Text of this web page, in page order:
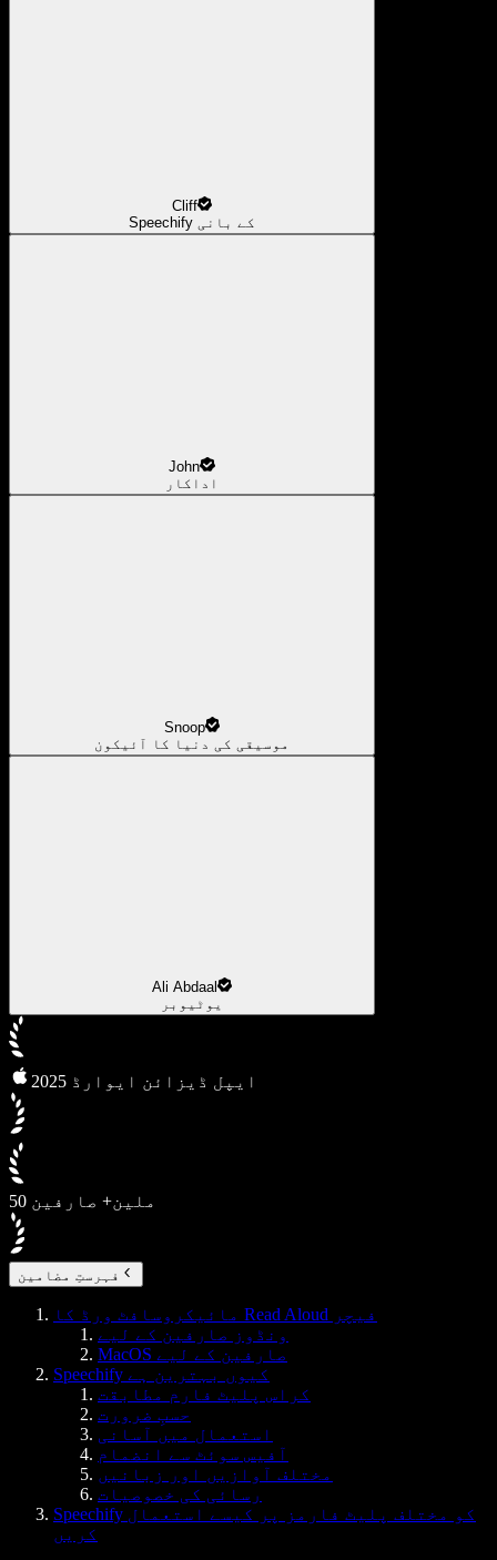
Cliff
Speechify کے بانی
John
اداکار
Snoop
موسیقی کی دنیا کا آئیکون
Ali Abdaal
یوٹیوبر
2025 ایپل ڈیزائن ایوارڈ
50 ملین+ صارفین
فہرستِ مضامین
مائیکروسافٹ ورڈ کا Read Aloud فیچر
ونڈوز صارفین کے لیے
MacOS صارفین کے لیے
Speechify کیوں بہترین ہے
کراس پلیٹ فارم مطابقت
حسبِ ضرورت
استعمال میں آسانی
آفیس سوئٹ سے انضمام
مختلف آوازیں اور زبانیں
رسائی کی خصوصیات
Speechify کو مختلف پلیٹ فارمز پر کیسے استعمال
کریں